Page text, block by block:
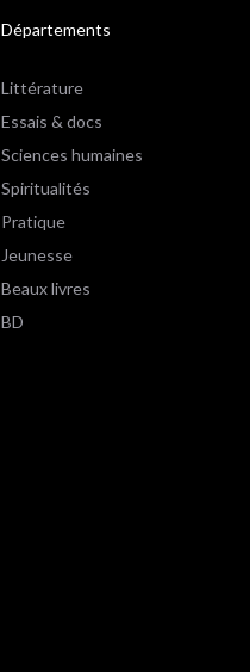
Départements
Littérature
Essais & docs
Sciences humaines
Spiritualités
Pratique
Jeunesse
Beaux livres
BD